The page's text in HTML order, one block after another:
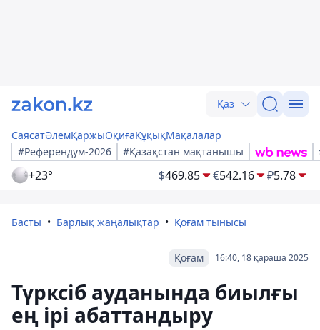
Қаз
СаясатӘлемҚаржыОқиғаҚұқықМақалалар
#Референдум-2026
#Қазақстан мақтанышы
+23° $469.85 €542.16 ₽5.78
Басты Барлық жаңалықтар Қоғам тынысы
16:40, 18 қараша 2025
Қоғам
Түрксіб ауданында биылғы
ең ірі абаттандыру